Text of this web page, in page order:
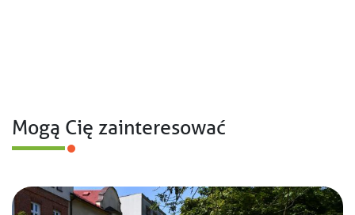
Mogą Cię zainteresować